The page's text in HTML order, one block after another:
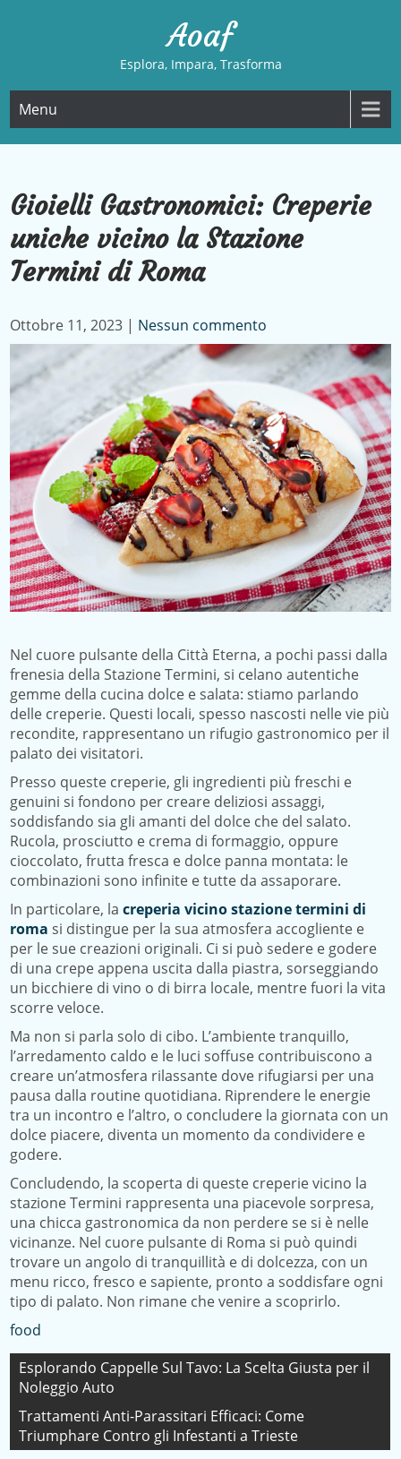
Aoaf
Esplora, Impara, Trasforma
Menu
Gioielli Gastronomici: Creperie
uniche vicino la Stazione
Termini di Roma
Ottobre 11, 2023 | Nessun commento
Nel cuore pulsante della Città Eterna, a pochi passi dalla
frenesia della Stazione Termini, si celano autentiche
gemme della cucina dolce e salata: stiamo parlando
delle creperie. Questi locali, spesso nascosti nelle vie più
recondite, rappresentano un rifugio gastronomico per il
palato dei visitatori.
Presso queste creperie, gli ingredienti più freschi e
genuini si fondono per creare deliziosi assaggi,
soddisfando sia gli amanti del dolce che del salato.
Rucola, prosciutto e crema di formaggio, oppure
cioccolato, frutta fresca e dolce panna montata: le
combinazioni sono infinite e tutte da assaporare.
In particolare, lacreperia vicino stazione termini di
roma si distingue per la sua atmosfera accogliente e
per le sue creazioni originali. Ci si può sedere e godere
di una crepe appena uscita dalla piastra, sorseggiando
un bicchiere di vino o di birra locale, mentre fuori la vita
scorre veloce.
Ma non si parla solo di cibo. L’ambiente tranquillo,
l’arredamento caldo e le luci soffuse contribuiscono a
creare un’atmosfera rilassante dove rifugiarsi per una
pausa dalla routine quotidiana. Riprendere le energie
tra un incontro e l’altro, o concludere la giornata con un
dolce piacere, diventa un momento da condividere e
godere.
Concludendo, la scoperta di queste creperie vicino la
stazione Termini rappresenta una piacevole sorpresa,
una chicca gastronomica da non perdere se si è nelle
vicinanze. Nel cuore pulsante di Roma si può quindi
trovare un angolo di tranquillità e di dolcezza, con un
menu ricco, fresco e sapiente, pronto a soddisfare ogni
tipo di palato. Non rimane che venire a scoprirlo.
food
Navigazione
articoli
Esplorando Cappelle Sul Tavo: La Scelta Giusta per il
Noleggio Auto
Trattamenti Anti-Parassitari Efficaci: Come
Triumphare Contro gli Infestanti a Trieste